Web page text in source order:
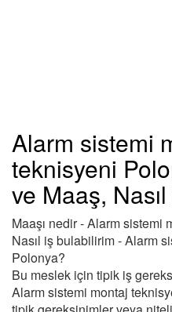
Alarm sistemi
teknisyeni
ve Maaş,
Maaşı nedir - Alarm
Nasıl iş bulabilirim - Alarm
Polonya?
Bu meslek için tipik iş
Alarm sistemi montaj